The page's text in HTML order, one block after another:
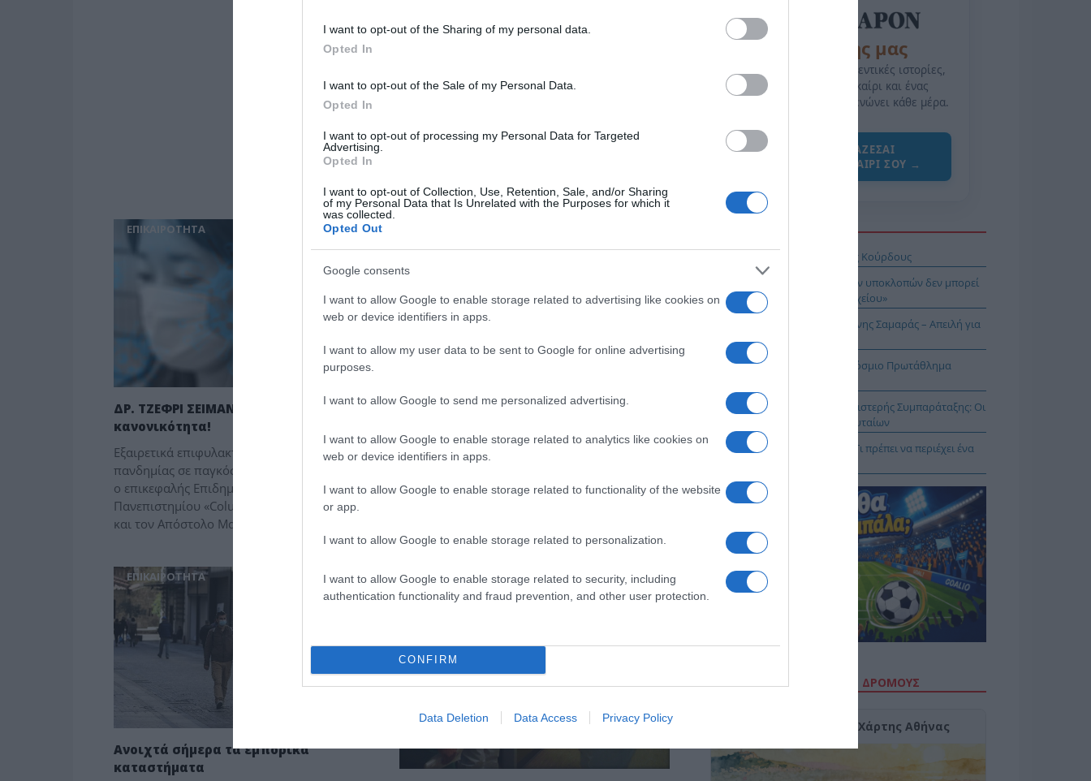
I want to opt-out of the Sharing of my personal data.
Opted In
I want to opt-out of the Sale of my Personal Data.
Opted In
I want to opt-out of processing my Personal Data for Targeted
Advertising.
Opted In
I want to opt-out of Collection, Use, Retention, Sale, and/or Sharing
of my Personal Data that Is Unrelated with the Purposes for which it
was collected.
Opted Out
Google consents
I want to allow Google to enable storage related to advertising like cookies on
web or device identifiers in apps.
I want to allow my user data to be sent to Google for online advertising
purposes.
I want to allow Google to send me personalized advertising.
I want to allow Google to enable storage related to analytics like cookies on
web or device identifiers in apps.
I want to allow Google to enable storage related to functionality of the website
or app.
I want to allow Google to enable storage related to personalization.
I want to allow Google to enable storage related to security, including
authentication functionality and fraud prevention, and other user protection.
CONFIRM
Data Deletion Data Access Privacy Policy
ΕΠΙΚΑΙΡΟΤΗΤΑ
ΔΡ. ΤΖΕΦΡΙ ΣΕΙΜΑΝ: Σε δύο χρόνια η
κανονικότητα!
Εξαιρετικά επιφυλακτικός για την πορεία της
πανδημίας σε παγκόσμιο επίπεδο, εμφανίζεται
ο επικεφαλής Επιδημιολόγος του
Πανεπιστημίου «Columbia» μιλώντας στον ΣΚΑΪ
και τον Απόστολο Μαγγηριάδη. -Μέχρι […]
επικεντρώσουμε στην προστασία των
Καθώς προχωρούν οι εμβολιασμοί ο
ενδιαφέρονται τόσο για τον αριθμό των νέων
ΕΠΙΚΑΙΡΟΤΗΤΑ
Ανοιχτά σήμερα τα εμπορικά
καταστήματα
ΤΟ ΘΕΜΑ
της Ζωής μας
Οι άνθρωποι, οι αυθεντικές ιστορίες,
το ελληνικό καλοκαίρι και ένας
πολιτισμός που μας ενώνει κάθε μέρα.
ΌΣΑ ΧΡΕΙΆΖΕΣΑΙ
ΓΙΑ ΤΟ ΚΑΛΟΚΑΊΡΙ ΣΟΥ →
Το σχέδιο του Ισραήλ για τους Κούρδους
Ε. Λιακούλη: «Το σκάνδαλο των υποκλοπών δεν μπορεί
να μείνει στο σκοτάδι ενός αρχείου»
ΤΟ ΠΑΡΟΝ: Ρυθμιστής ο Αντώνης Σαμαράς – Απειλή για
Ιππασία – Η Ελλάδα στο Παγκόσμιο Πρωτάθλημα
Ανακοίνωση της Ελληνικής Αριστερής Συμπαράταξης: Οι
«άριστοι» τελευταίοι των τελευταίων
Ελληνικός Ερυθρός Σταυρός: Τι πρέπει να περιέχει ένα
ΔΕΙΤΕ ΤΗΝ ΚΙΝΗΣΗ ΣΤΟΥΣ ΔΡΌΜΟΥΣ
Κίνηση Τώρα: Live Χάρτης Αθήνας